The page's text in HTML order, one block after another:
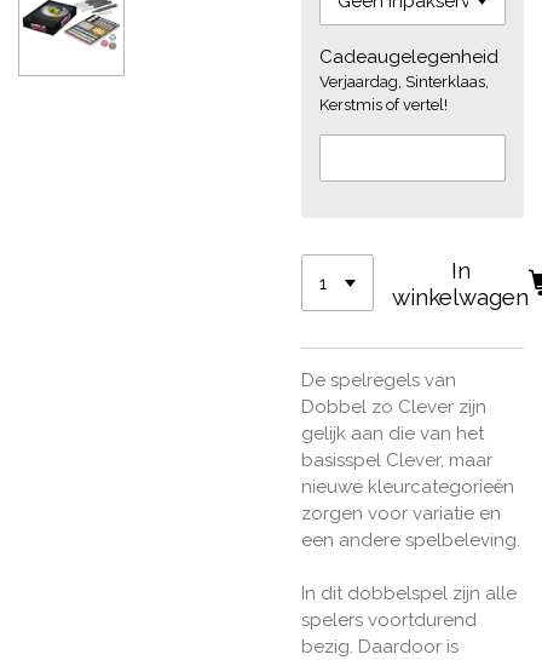
Cadeaugelegenheid
Verjaardag, Sinterklaas,
Kerstmis of vertel!
In
winkelwagen
De spelregels van
Dobbel zo Clever zijn
gelijk aan die van het
basisspel Clever, maar
nieuwe kleurcategorieën
zorgen voor variatie en
een andere spelbeleving.
In dit dobbelspel zijn alle
spelers voortdurend
bezig. Daardoor is